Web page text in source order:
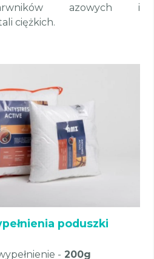
azowych i
ciężkich.
poduszki
- 200g